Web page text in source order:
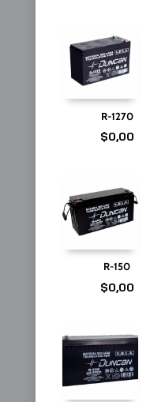
R-1270
$0,00
R-150
$0,00